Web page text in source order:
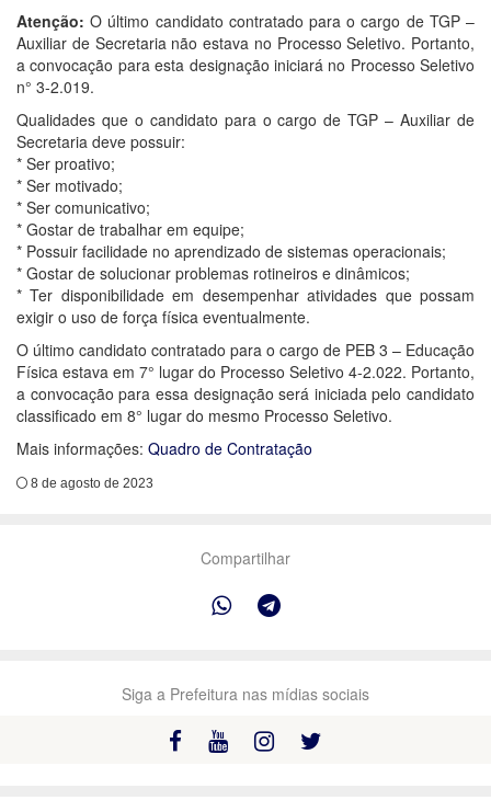
Atenção: O último candidato contratado para o cargo de TGP –
Auxiliar de Secretaria não estava no Processo Seletivo. Portanto,
a convocação para esta designação iniciará no Processo Seletivo
n° 3-2.019.
Qualidades que o candidato para o cargo de TGP – Auxiliar de
Secretaria deve possuir:
* Ser proativo;
* Ser motivado;
* Ser comunicativo;
* Gostar de trabalhar em equipe;
* Possuir facilidade no aprendizado de sistemas operacionais;
* Gostar de solucionar problemas rotineiros e dinâmicos;
* Ter disponibilidade em desempenhar atividades que possam
exigir o uso de força física eventualmente.
O último candidato contratado para o cargo de PEB 3 – Educação
Física estava em 7° lugar do Processo Seletivo 4-2.022. Portanto,
a convocação para essa designação será iniciada pelo candidato
classificado em 8° lugar do mesmo Processo Seletivo.
Mais informações: Quadro de Contratação
8 de agosto de 2023
Compartilhar
Siga a Prefeitura nas mídias sociais